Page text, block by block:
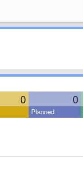
0 0
Planned